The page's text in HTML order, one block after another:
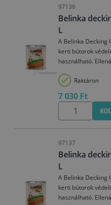
97136
Belinka
L
A Belinka Decking
kerti bútorok
használható.
Raktáron
7 030 Ft
97137
Belinka
L
A Belinka Decking
kerti bútorok
használható.